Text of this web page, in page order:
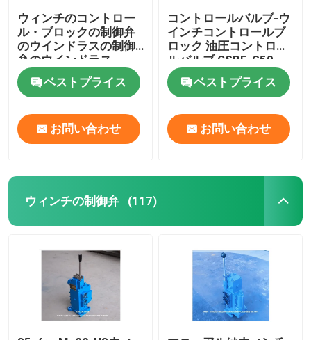
ウィンチのコントロー
ル・ブロックの制御弁
のウインドラスの制御
弁のウインドラス
CSBF-G50
ベストプライス
お問い合わせ
コントロールバルブ-ウ
インチコントロールブ
ロック 油圧コントロー
ルバルブ CSBF-G50
ベストプライス
お問い合わせ
ウィンチの制御弁 (117)